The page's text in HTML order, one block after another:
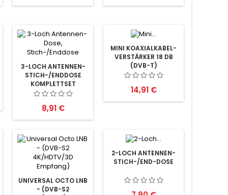
3-LOCH ANTENNEN-
STICH-/ENDDOSE
KOMPLETTSET
Preis
8,91 €
MINI KOAXIALKABEL-
VERSTÄRKER 18 DB
(DVB-T)
Preis
14,91 €
UNIVERSAL OCTO LNB
- (DVB-S2
2-LOCH ANTENNEN-
STICH-/END-DOSE